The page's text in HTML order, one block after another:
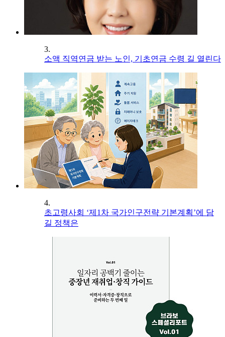
3.
소액 직역연금 받는 노인, 기초연금 수령 길 열린다
4.
초고령사회 ‘제1차 국가인구전략 기본계획’에 담
길 정책은